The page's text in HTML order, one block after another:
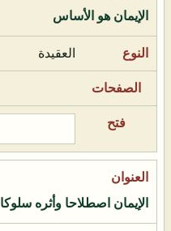
الإيمان هو الأساس
العقيدة
الإيمان اصطلاحا وأثره سلوكا